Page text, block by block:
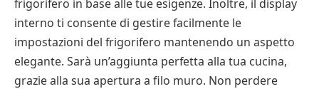
frigorifero in base alle tue esigenze. Inoltre, il display
interno ti consente di gestire facilmente le
impostazioni del frigorifero mantenendo un aspetto
elegante. Sarà un’aggiunta perfetta alla tua cucina,
grazie alla sua apertura a filo muro. Non perdere